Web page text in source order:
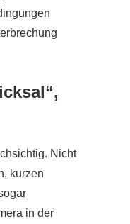
Nicht
kurzen
in der